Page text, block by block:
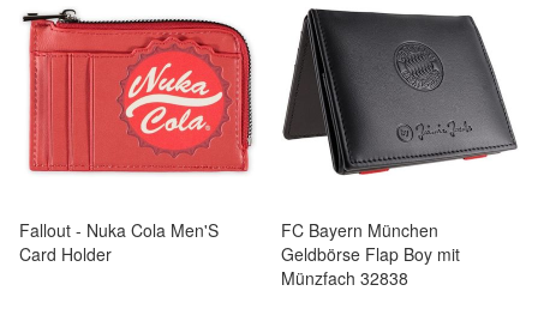
Fallout - Nuka Cola Men'S
Card Holder
FC Bayern München
Geldbörse Flap Boy mit
Münzfach 32838